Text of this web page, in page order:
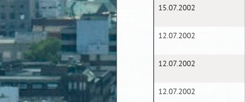
15.07.2002
12.07.2002
12.07.2002
12.07.2002